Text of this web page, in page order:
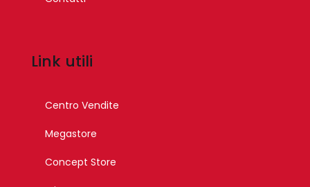
Link utili
Centro Vendite
Megastore
Concept Store